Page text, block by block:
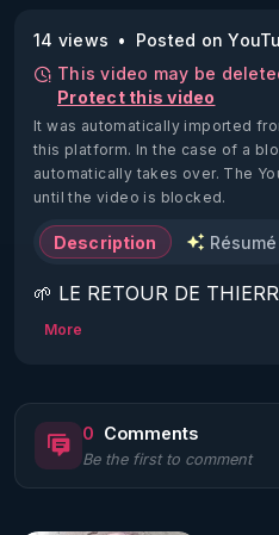
14 views
Posted on
This video may be
Protect this video
It was automatically imported
this platform. In the case of a
automatically takes over. The
until the video is blocked.
Description Résumé
🌱 LE RETOUR DE
2022)!
https://www.rgnr.fr/
🌱 LE MAGAZINE
More
0 Comments
Be the first to comment